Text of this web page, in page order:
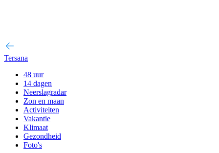
Tersana
48 uur
14 dagen
Neerslagradar
Zon en maan
Activiteiten
Vakantie
Klimaat
Gezondheid
Foto's